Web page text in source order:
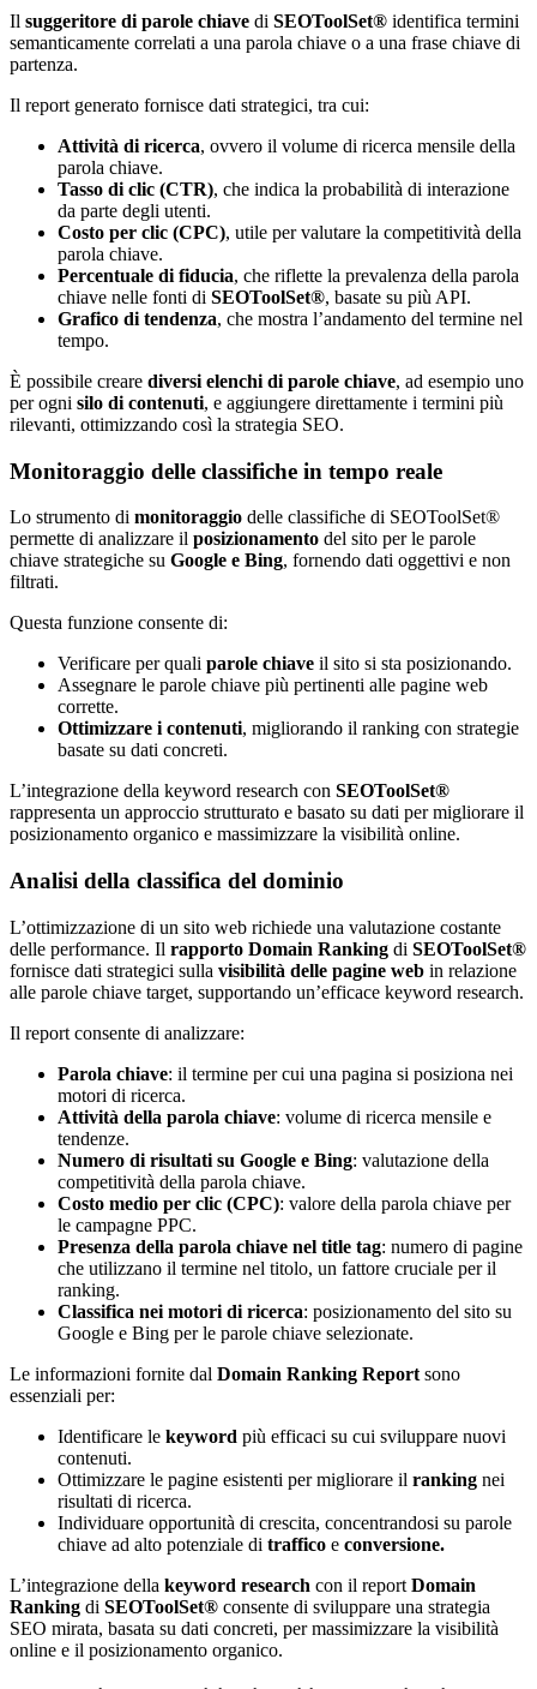
Il suggeritore di parole chiave di SEOToolSet® identifica termini
semanticamente correlati a una parola chiave o a una frase chiave di
partenza.
Il report generato fornisce dati strategici, tra cui:
Attività di ricerca, ovvero il volume di ricerca mensile della
parola chiave.
Tasso di clic (CTR), che indica la probabilità di interazione
da parte degli utenti.
Costo per clic (CPC), utile per valutare la competitività della
parola chiave.
Percentuale di fiducia, che riflette la prevalenza della parola
chiave nelle fonti di SEOToolSet®, basate su più API.
Grafico di tendenza, che mostra l’andamento del termine nel
tempo.
È possibile creare diversi elenchi di parole chiave, ad esempio uno
per ogni silo di contenuti, e aggiungere direttamente i termini più
rilevanti, ottimizzando così la strategia SEO.
Monitoraggio delle classifiche in tempo reale
Lo strumento di monitoraggio delle classifiche di SEOToolSet®
permette di analizzare il posizionamento del sito per le parole
chiave strategiche su Google e Bing, fornendo dati oggettivi e non
filtrati.
Questa funzione consente di:
Verificare per quali parole chiave il sito si sta posizionando.
Assegnare le parole chiave più pertinenti alle pagine web
corrette.
Ottimizzare i contenuti, migliorando il ranking con strategie
basate su dati concreti.
L’integrazione della keyword research con SEOToolSet®
rappresenta un approccio strutturato e basato su dati per migliorare il
posizionamento organico e massimizzare la visibilità online.
Analisi della classifica del dominio
L’ottimizzazione di un sito web richiede una valutazione costante
delle performance. Il rapporto Domain Ranking di SEOToolSet®
fornisce dati strategici sulla visibilità delle pagine web in relazione
alle parole chiave target, supportando un’efficace keyword research.
Il report consente di analizzare:
Parola chiave: il termine per cui una pagina si posiziona nei
motori di ricerca.
Attività della parola chiave: volume di ricerca mensile e
tendenze.
Numero di risultati su Google e Bing: valutazione della
competitività della parola chiave.
Costo medio per clic (CPC): valore della parola chiave per
le campagne PPC.
Presenza della parola chiave nel title tag: numero di pagine
che utilizzano il termine nel titolo, un fattore cruciale per il
ranking.
Classifica nei motori di ricerca: posizionamento del sito su
Google e Bing per le parole chiave selezionate.
Le informazioni fornite dal Domain Ranking Report sono
essenziali per:
Identificare le keyword più efficaci su cui sviluppare nuovi
contenuti.
Ottimizzare le pagine esistenti per migliorare il ranking nei
risultati di ricerca.
Individuare opportunità di crescita, concentrandosi su parole
chiave ad alto potenziale di traffico e conversione.
L’integrazione della keyword research con il report Domain
Ranking di SEOToolSet® consente di sviluppare una strategia
SEO mirata, basata su dati concreti, per massimizzare la visibilità
online e il posizionamento organico.